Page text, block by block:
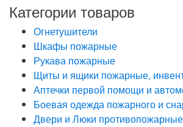
Категории товаров
Огнетушители
Шкафы пожарные
Рукава пожарные
Щиты и ящики пожарные,
Аптечки первой помощи и
Боевая одежда пожарного и
Двери и Люки противопожарные